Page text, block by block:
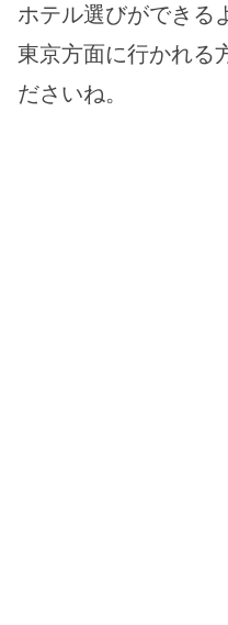
ホテル選びができる
東京方面に行かれる
ださいね。